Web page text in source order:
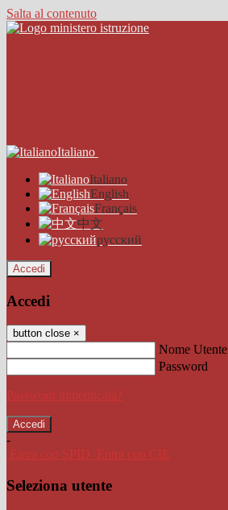
Salta al contenuto
Italiano
Italiano
English
Français
中文
русский
Accedi
Accedi
button close ×
Nome Utente
Password
Password dimenticata?
-
Entra con SPID
Entra con CIE
Seleziona utente